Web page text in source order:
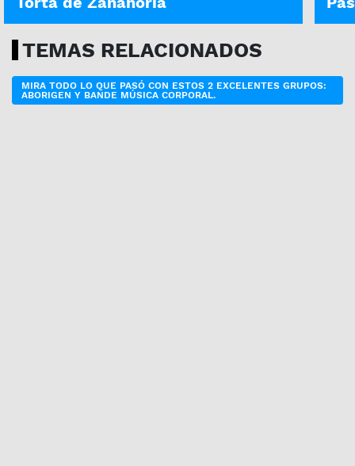
TEMAS RELACIONADOS
MIRA TODO LO QUE PASÓ CON ESTOS 2 EXCELENTES GRUPOS:
ABORIGEN Y BANDE MÚSICA CORPORAL.